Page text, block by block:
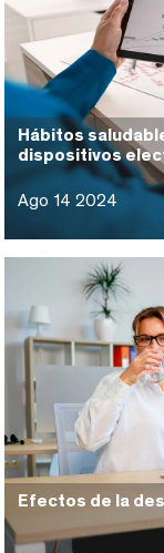
Hábitos
dispositivos
Ago 14 2024
Efectos de la